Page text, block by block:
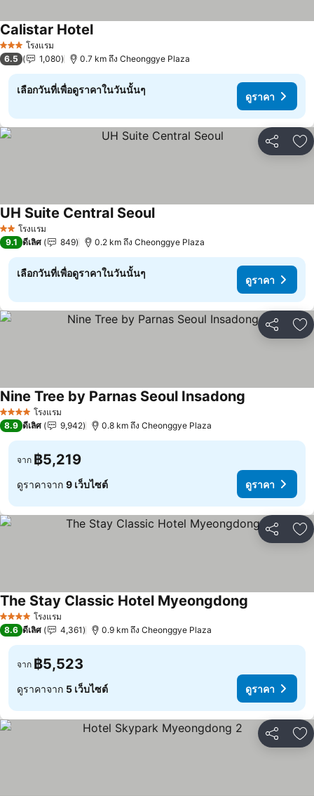
3 ดาว โรงแรม
Calistar Hotel
6.5 1,080 0.7 km ถึง Cheonggye Plaza
เลือกวันที่เพื่อดูราคาในวันนั้นๆ
ดูราคา
แชร์ เ
2 ดาวโรงแรม
UH Suite Central Seoul
9.1 ดีเลิศ 849 0.2 km ถึง Cheonggye Plaza
เลือกวันที่เพื่อดูราคาในวันนั้นๆ
ดูราคา
แชร์ เ
4 ดาว โรงแรม
Nine Tree by Parnas Seoul Insadong
8.9 ดีเลิศ 9,942 0.8 km ถึง Cheonggye Plaza
จาก ฿5,219
ดูราคาจาก 9 เว็บไซต์ ดูราคา
แชร์ เ
4 ดาว โรงแรม
The Stay Classic Hotel Myeongdong
8.6 ดีเลิศ 4,361 0.9 km ถึง Cheonggye Plaza
จาก ฿5,523
ดูราคาจาก 5 เว็บไซต์ ดูราคา
แชร์ เ